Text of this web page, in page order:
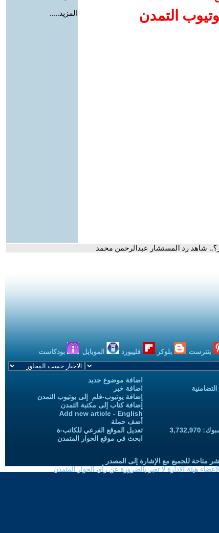
التمدن
المزيد.....
شاهد رد المستشار عبدالرحمن محمد
بنترست بلوكر فليبورد الموبايل بودكاست
اضافة موضوع جديد
اضافة خبر
إضافة يوتيوب-فلم إلى يوتيوب التمدن
إضافة كتاب إلى مكتبة التمدن
Add new article - English
أضف حملة
تعديل الموقع الفرعي للكاتب-ة
ابحث في موقع الحوار المتمدن
متاحة للجميع مع الإشارة إلى المصدر
هيئة الادارة لا تعبر بالضرورة عن رأي الحوار المتمدن